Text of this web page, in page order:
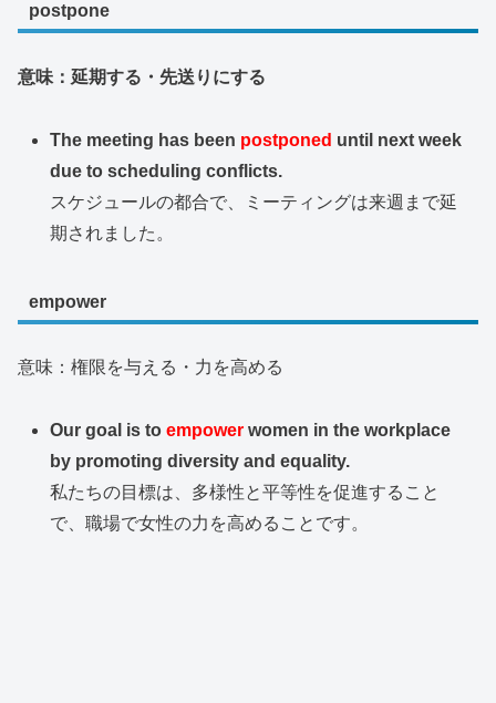
postpone
意味：延期する・先送りにする
The meeting has been postponed until next week
due to scheduling conflicts.
スケジュールの都合で、ミーティングは来週まで延
期されました。
empower
意味：権限を与える・力を高める
Our goal is toempower women in the workplace
by promoting diversity and equality.
私たちの目標は、多様性と平等性を促進すること
で、職場で女性の力を高めることです。